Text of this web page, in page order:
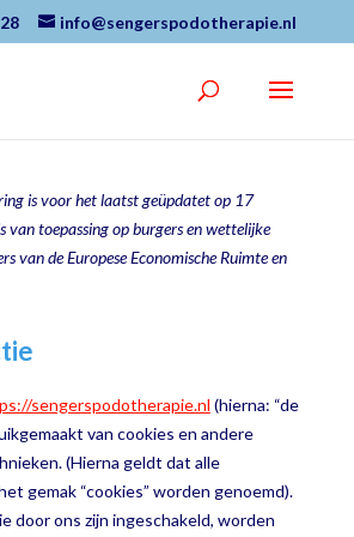
info@sengerspodotherapie.nl
is voor het laatst geüpdatet op 17
van toepassing op burgers en wettelijke
van de Europese Economische Ruimte en
sengerspodotherapie.nl (hierna: “de
van cookies en andere
(Hierna geldt dat alle
gemak “cookies” worden genoemd).
door ons zijn ingeschakeld, worden